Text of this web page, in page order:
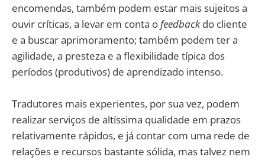
encomendas, também podem estar mais sujeitos a
ouvir críticas, a levar em conta ofeedbackdo cliente
e a buscar aprimoramento; também podem ter a
agilidade, a presteza e a flexibilidade típica dos
períodos (produtivos) de aprendizado intenso.
Tradutores mais experientes, por sua vez, podem
realizar serviços de altíssima qualidade em prazos
relativamente rápidos, e já contar com uma rede de
relações e recursos bastante sólida, mas talvez nem